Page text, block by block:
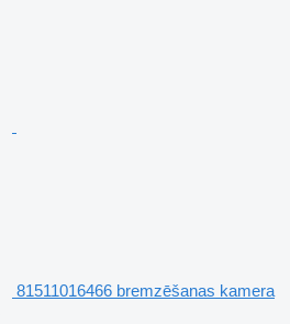
81511016466 bremzēšanas kamera